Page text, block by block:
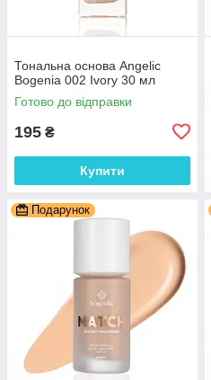
Тональна основа Angelic
Bogenia 002 Ivory 30 мл
Готово до відправки
195 ₴
Купити
Подарунок